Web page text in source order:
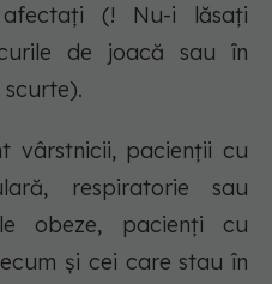
(! Nu-i lăsați
de joacă sau în
vârstnicii, pacienții cu
respiratorie sau
obeze, pacienți cu
și cei care stau în